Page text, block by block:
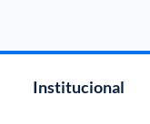
Institucional